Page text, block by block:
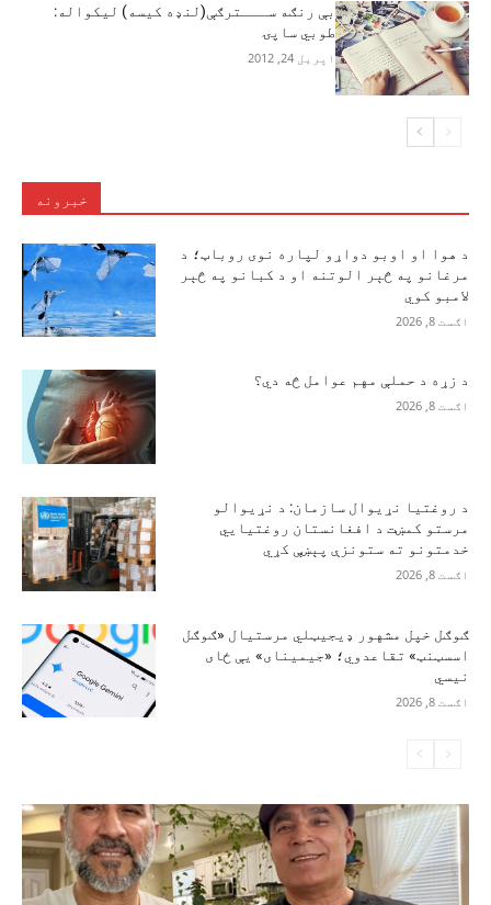
بې رنګه ســـترګې(لنډه کیسه) لیکواله:
طوبي ساپۍ
اپریل 24, 2012
خبرونه
د هوا او اوبو دواړو لپاره نوی روباټ؛ د
مرغانو په څېر الوتنه او د کبانو په څېر
لامبو کوي
اګست 8, 2026
د زړه د حملې مهم عوامل څه دي؟
اګست 8, 2026
د روغتیا نړیوال سازمان: د نړیوالو
مرستو کمښت د افغانستان روغتیايي
خدمتونو ته ستونزې پېښې کړي
اګست 8, 2026
ګوګل خپل مشهور ډیجیټلي مرستیال «ګوګل
اسسټنټ» تقاعدوي؛ «جیمینای» یې ځای
نیسي
اګست 8, 2026